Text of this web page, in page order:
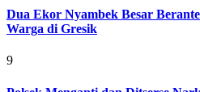
Dua Ekor Nyambek Besar
Warga di Gresik
9